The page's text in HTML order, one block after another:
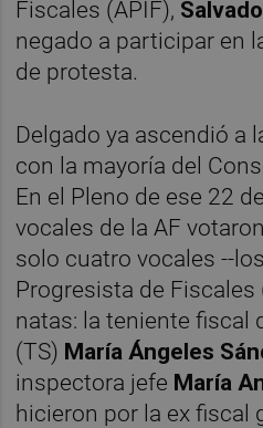
Fiscales (APIF),
negado a participar en
de protesta.
Delgado ya ascendió a
con la mayoría del
En el Pleno de ese 22
vocales de la AF
solo cuatro vocales --
Progresista de Fiscales
natas: la teniente fiscal
(TS) María Ángeles
inspectora jefe María
hicieron por la ex fiscal